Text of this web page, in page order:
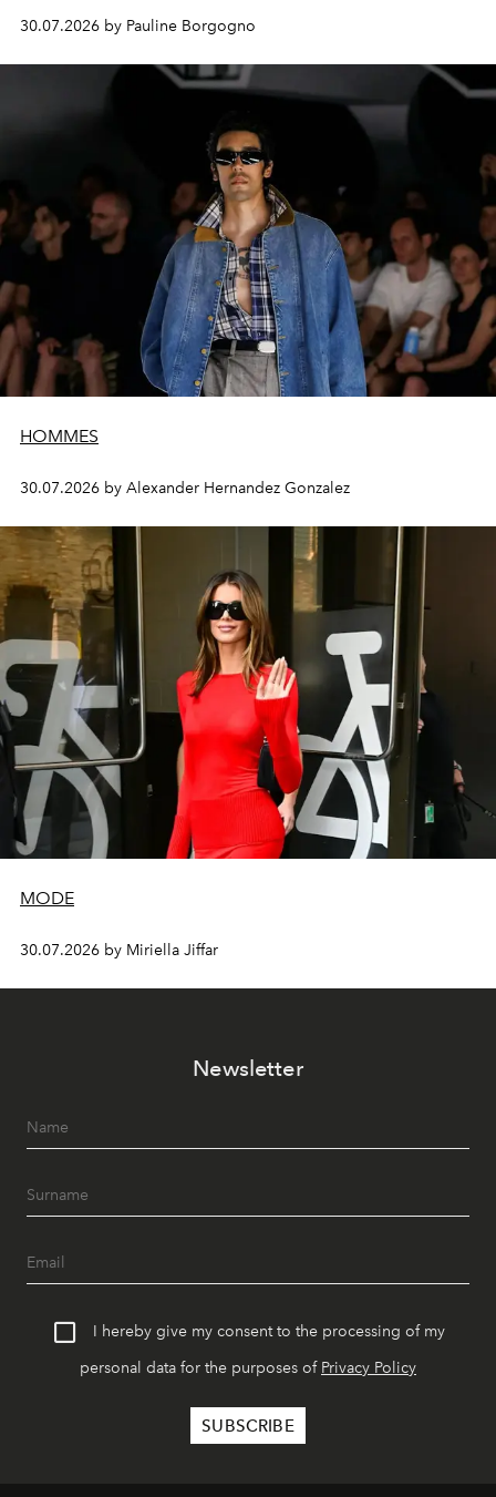
30.07.2026 by Pauline Borgogno
HOMMES
30.07.2026 by Alexander Hernandez Gonzalez
MODE
30.07.2026 by Miriella Jiffar
Newsletter
I hereby give my consent to the processing of my
personal data for the purposes of Privacy Policy